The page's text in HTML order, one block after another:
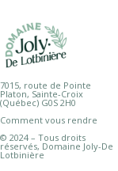
7015, route de Pointe
Platon, Sainte-Croix
(Québec) G0S 2H0
Comment vous rendre
© 2024 – Tous droits
réservés, Domaine Joly-De
Lotbinière